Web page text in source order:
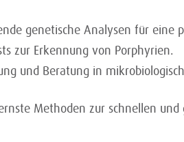
genetische Analysen für eine
zur Erkennung von Porphyrien.
und Beratung in
Methoden zur schnellen